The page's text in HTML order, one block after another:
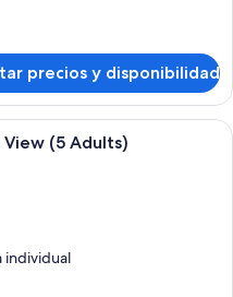
precios y disponibilidad
sala moderna con un sofá azul,
(5 Adults)
individual